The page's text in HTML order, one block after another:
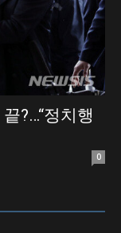
?…“정치행
0